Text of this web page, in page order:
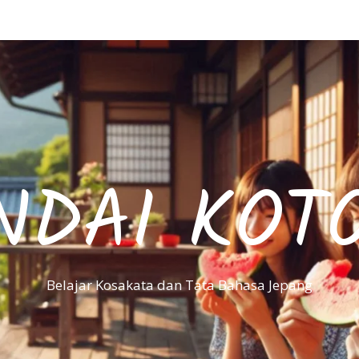
Belajar Kosakata dan Tata Bahasa Jepang